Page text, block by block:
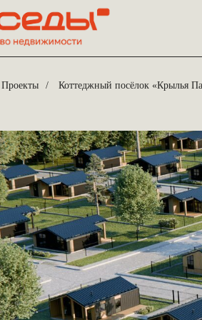
Проекты / Коттеджный посёлок «Крылья